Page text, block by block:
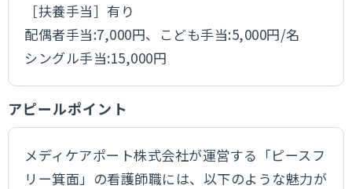
［扶養手当］有り
配偶者手当:7,000円、こども手当:5,000円/名
シングル手当:15,000円
アピールポイント
メディケアポート株式会社が運営する「ピースフ
リー箕面」の看護師職には、以下のような魅力が